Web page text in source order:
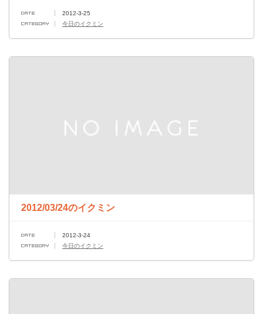
2012-3-25
今日のイクミン
2012/03/24のイクミン
2012-3-24
今日のイクミン